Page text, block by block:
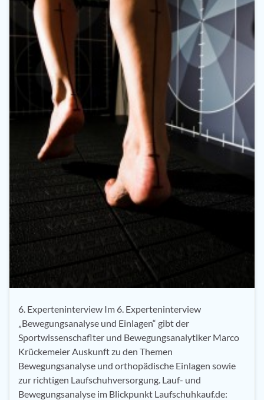
6. Experteninterview Im 6. Experteninterview
„Bewegungsanalyse und Einlagen“ gibt der
Sportwissenschaflter und Bewegungsanalytiker Marco
Krückemeier Auskunft zu den Themen
Bewegungsanalyse und orthopädische Einlagen sowie
zur richtigen Laufschuhversorgung. Lauf- und
Bewegungsanalyse im Blickpunkt Laufschuhkauf.de: